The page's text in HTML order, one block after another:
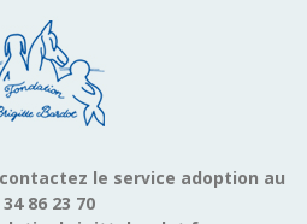
le service adoption au
34 86 23 70